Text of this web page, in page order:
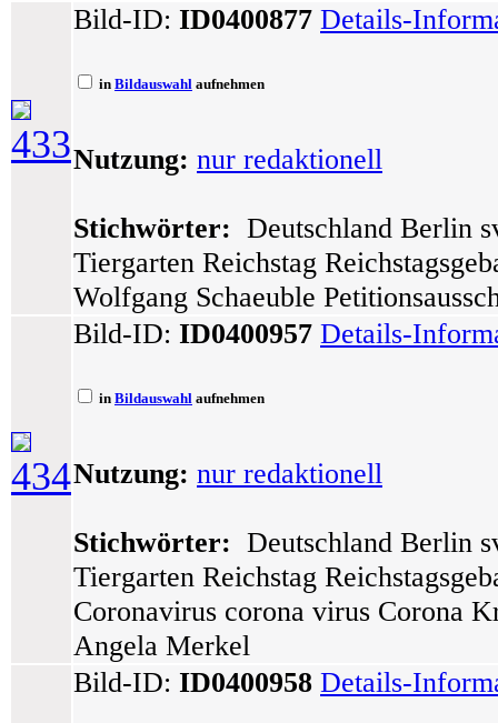
433
Bild-ID: ID0400877 Details-
in Bildauswahl aufnehmen
Nutzung: nur redaktionell
Stichwörter: Deutschland Berlin
Tiergarten Reichstag
Wolfgang Schaeuble
434
Bild-ID: ID0400957 Details-
in Bildauswahl aufnehmen
Nutzung: nur redaktionell
Stichwörter: Deutschland Berlin
Tiergarten Reichstag
Coronavirus corona virus Corona
Angela Merkel
Bild-ID: ID0400958 Details-